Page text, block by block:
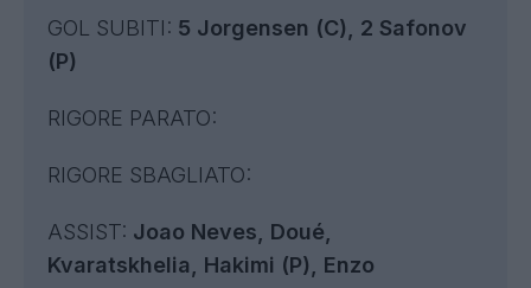
GOL SUBITI: 5 Jorgensen (C), 2 Safonov
(P)
RIGORE PARATO:
RIGORE SBAGLIATO:
ASSIST: Joao Neves, Doué,
Kvaratskhelia, Hakimi (P), Enzo